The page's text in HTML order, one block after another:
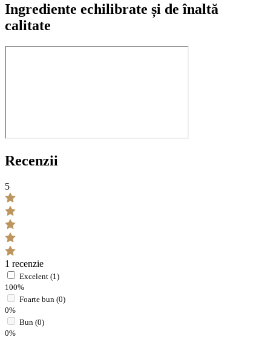
Ingrediente echilibrate și de înaltă
calitate
Recenzii
5
1 recenzie
Excelent (1)
100%
Foarte bun (0)
0%
Bun (0)
0%